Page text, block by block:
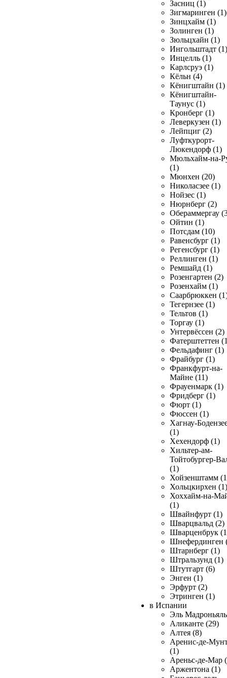
Засниц (1)
Зигмаринген (1)
Зинцхайм (1)
Золинген (1)
Зюльцхайн (1)
Ингольштадт (1)
Инцелль (1)
Карлсруэ (1)
Кёльн (4)
Кёнигштайн (1)
Кёнигштайн-
Таунус (1)
Кронберг (1)
Леверкузен (1)
Лейпциг (2)
Луфткурорт-
Люкендорф (1)
Мюльхайм-на-
(1)
Мюнхен (20)
Николасзее (1)
Нойзес (1)
Нюрнберг (2)
Обераммергау
Ойтин (1)
Потсдам (10)
Равенсбург (1)
Регенсбург (1)
Реллинген (1)
Ремшайд (1)
Розенгартен (2)
Розенхайм (1)
Саарбрюккен
Тегернзее (1)
Тельтов (1)
Торгау (1)
Унтервёссен (2)
Фатерштеттен
Фельдафинг (1)
Фрайбург (1)
Франкфурт-на-
Майне (11)
Фрауенмарк (1)
Фридберг (1)
Фюрт (1)
Фюссен (1)
Хагнау-
(1)
Хехендорф (1)
Хильтер-ам-
Тойтобургер-
(1)
Хойзенштамм
Хольцкирхен (1)
Хоххайм-на-
(1)
Швайнфурт (1)
Шварцвальд (2)
Шварценбрук
Шнефердинген
Штарнберг (1)
Штральзунд (1)
Штутгарт (6)
Энген (1)
Эрфурт (2)
Этринген (1)
в Испании
Эль
Аликанте (29)
Алтея (8)
Аренис-де-
(1)
Ареньс-де-Мар
Аржентона (1)